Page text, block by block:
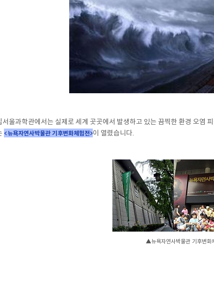
서울과학관에서는 실제로 세계 곳곳에서 발생하고 있는 끔찍한 환경 오염
<뉴욕자연사박물관 기후변화체험전>이 열렸습니다.
▲뉴욕자연사박물관 기후변화